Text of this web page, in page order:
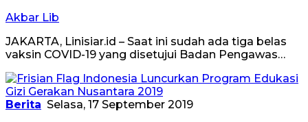
Akbar Lib
JAKARTA, Linisiar.id – Saat ini sudah ada tiga belas
vaksin COVID-19 yang disetujui Badan Pengawas…
Berita Selasa, 17 September 2019